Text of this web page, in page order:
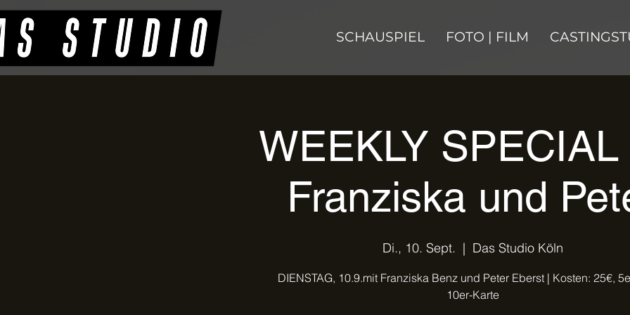
SCHAUSPIEL FOTO | FILM
WEEKLY
Franziska und
Di., 10. Sept.
  |
Das Studio Köln
DIENSTAG, 10.9.mit Franziska Benz und Peter Eberst | Kosten: 25€,
10er-Karte